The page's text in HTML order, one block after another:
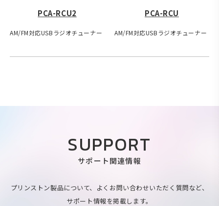
PCA-RCU2
AM/FM対応USBラジオチューナー
PCA-RCU
AM/FM対応USBラジオチューナー
SUPPORT
サポート関連情報
プリンストン製品について、よくお問い合わせいただく質問など、
サポート情報を掲載します。